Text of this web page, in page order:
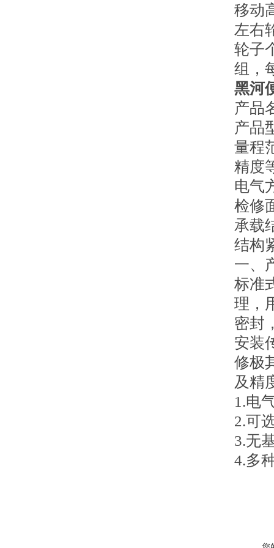
移动
左右
轮子
组，
黑河
产品
产品
量程
精度
电气
检修
承载
结构
一、
标准
理，
密封
安装
修极
及精
1.电
2.可
3.无
4.多